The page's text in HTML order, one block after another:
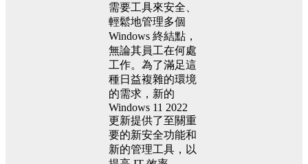
需要工具來安全、
輕鬆地管理多個
Windows 終結點，
無論其員工在何處
工作。為了滿足這
種日益複雜的環境
的需求，新的
Windows 11 2022
更新提供了至關重
要的新安全功能和
新的管理工具，以